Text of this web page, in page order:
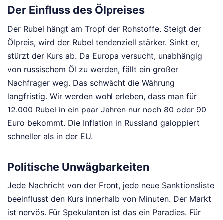
Der Einfluss des Ölpreises
Der Rubel hängt am Tropf der Rohstoffe. Steigt der
Ölpreis, wird der Rubel tendenziell stärker. Sinkt er,
stürzt der Kurs ab. Da Europa versucht, unabhängig
von russischem Öl zu werden, fällt ein großer
Nachfrager weg. Das schwächt die Währung
langfristig. Wir werden wohl erleben, dass man für
12.000 Rubel in ein paar Jahren nur noch 80 oder 90
Euro bekommt. Die Inflation in Russland galoppiert
schneller als in der EU.
Politische Unwägbarkeiten
Jede Nachricht von der Front, jede neue Sanktionsliste
beeinflusst den Kurs innerhalb von Minuten. Der Markt
ist nervös. Für Spekulanten ist das ein Paradies. Für